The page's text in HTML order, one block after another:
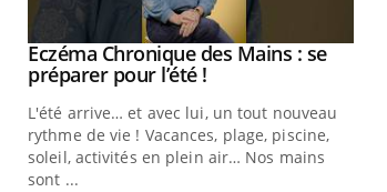
Youtube
Eczéma Chronique des Mains : se
préparer pour l’été !Youtube
L'été arrive… et avec lui, un tout nouveau
rythme de vie ! Vacances, plage, piscine,
soleil, activités en plein air… Nos mains
sont ...